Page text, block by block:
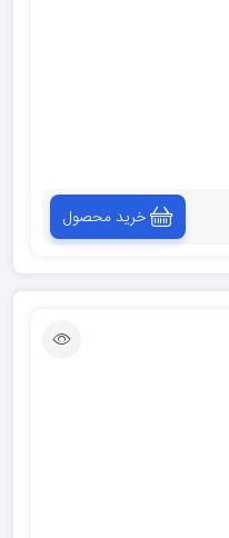
خرید محصول